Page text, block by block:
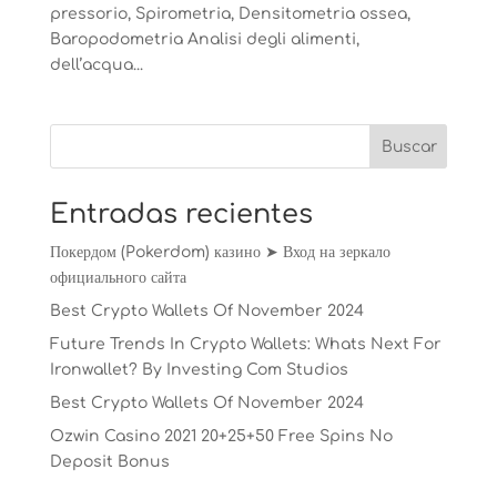
pressorio, Spirometria, Densitometria ossea,
Baropodometria Analisi degli alimenti,
dell’acqua...
Entradas recientes
Покердом (Pokerdom) казино ➤ Вход на зеркало
официального сайта
Best Crypto Wallets Of November 2024
Future Trends In Crypto Wallets: Whats Next For
Ironwallet? By Investing Com Studios
Best Crypto Wallets Of November 2024
Ozwin Casino 2021 20+25+50 Free Spins No
Deposit Bonus